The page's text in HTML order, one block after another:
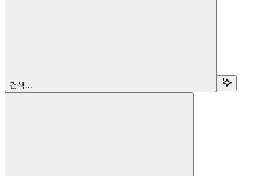
검색...